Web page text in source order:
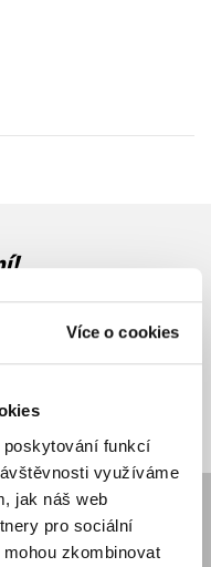
Více o cookies
poskytování funkcí
využíváme
jak náš web
pro sociální
mohou zkombinovat
jaké zboží je výhodná
k odběru našich e-
osobních údajů
Přihlásit se
novinky